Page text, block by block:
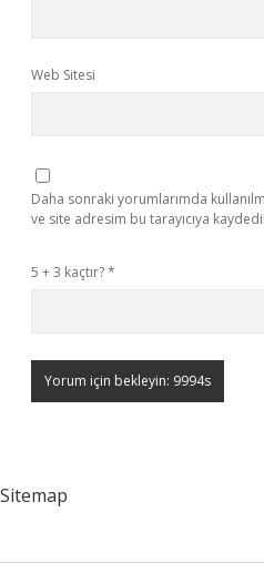
Web Sitesi
Daha sonraki yorumlarımda
ve site adresim bu tarayıcıya
5 + 3 kaçtır?*
Sitemap